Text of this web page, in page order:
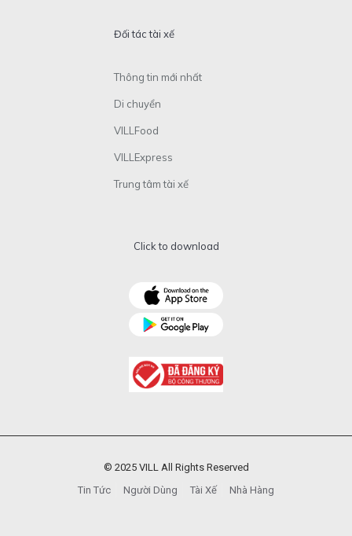
Đối tác tài xế
Thông tin mới nhất
Di chuyển
VILLFood
VILLExpress
Trung tâm tài xế
Click to download
© 2025 VILL All Rights Reserved
Tin Tức
Người Dùng Tài Xế Nhà Hàng